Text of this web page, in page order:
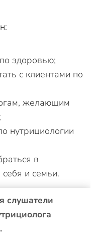
здоровью;
с клиентами по
желающим
нутрициологии
в
и семьи.
слушатели